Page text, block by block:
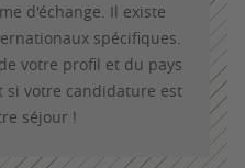
d'échange. Il existe
spécifiques.
votre profil et du pays
si votre candidature est
séjour !